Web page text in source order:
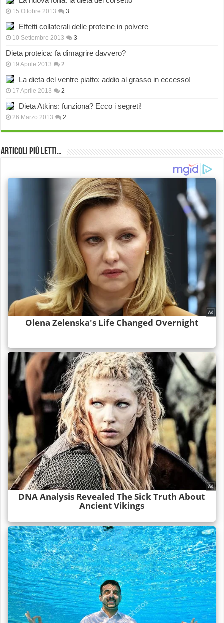
15 Ottobre 2013 3
Effetti collaterali delle proteine in polvere
10 Settembre 2013 3
Dieta proteica: fa dimagrire davvero?
19 Aprile 2013 2
La dieta del ventre piatto: addio al grasso in eccesso!
17 Aprile 2013 2
Dieta Atkins: funziona? Ecco i segreti!
26 Marzo 2013 2
Articoli più Letti…